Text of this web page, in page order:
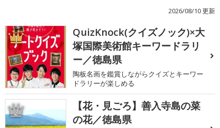
2026/08/10 更新
1
QuizKnock(クイズノック)×大
塚国際美術館キーワードラリ
ー／徳島県
陶板名画を鑑賞しながらクイズとキーワー
ドラリーが楽しめる
2
【花・見ごろ】善入寺島の菜
の花／徳島県